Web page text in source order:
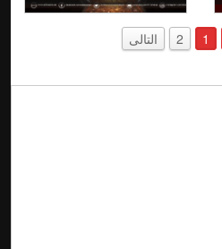
1
2 التالى